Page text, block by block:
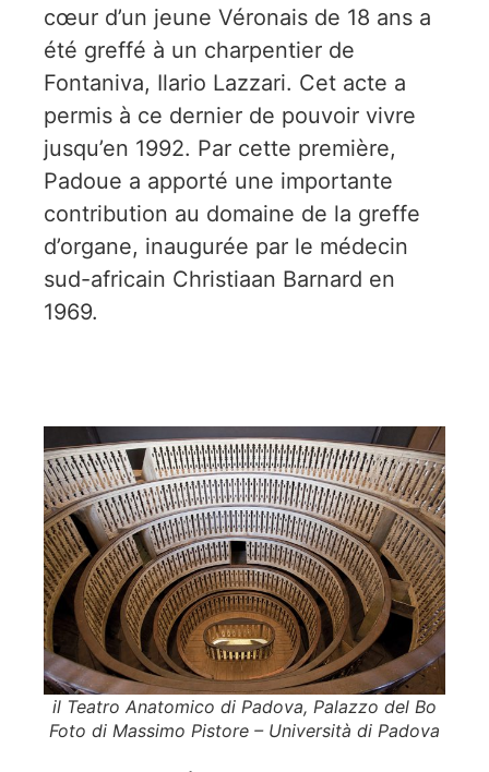
cœur d’un jeune Véronais de 18 ans a
été greffé à un charpentier de
Fontaniva, Ilario Lazzari. Cet acte a
permis à ce dernier de pouvoir vivre
jusqu’en 1992. Par cette première,
Padoue a apporté une importante
contribution au domaine de la greffe
d’organe, inaugurée par le médecin
sud-africain Christiaan Barnard en
1969.
il Teatro Anatomico di Padova, Palazzo del Bo
Foto di Massimo Pistore – Università di Padova